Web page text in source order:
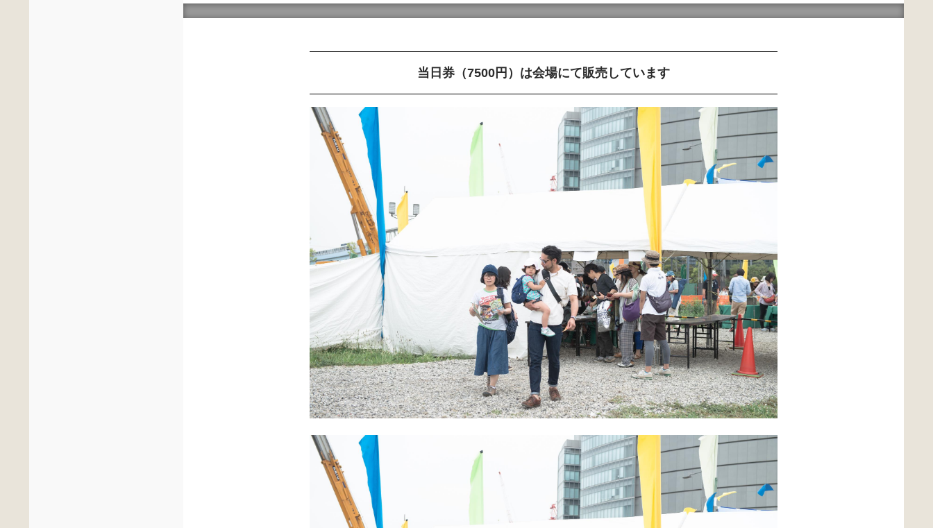
当日券（7500円）は会場にて販売しています